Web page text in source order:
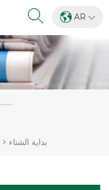
AR
بداية الشتاء